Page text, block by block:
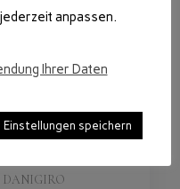
DANIGIRO
anpassen.
Ihrer Daten
Einstellungen speichern